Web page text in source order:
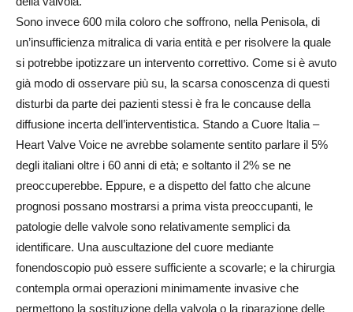
Sono invece 600 mila coloro che soffrono, nella Penisola, di
un’insufficienza mitralica di varia entità e per risolvere la quale
si potrebbe ipotizzare un intervento correttivo. Come si è avuto
già modo di osservare più su, la scarsa conoscenza di questi
disturbi da parte dei pazienti stessi è fra le concause della
diffusione incerta dell’interventistica. Stando a Cuore Italia –
Heart Valve Voice ne avrebbe solamente sentito parlare il 5%
degli italiani oltre i 60 anni di età; e soltanto il 2% se ne
preoccuperebbe. Eppure, e a dispetto del fatto che alcune
prognosi possano mostrarsi a prima vista preoccupanti, le
patologie delle valvole sono relativamente semplici da
identificare. Una auscultazione del cuore mediante
fonendoscopio può essere sufficiente a scovarle; e la chirurgia
contempla ormai operazioni minimamente invasive che
permettono la sostituzione della valvola o la riparazione delle